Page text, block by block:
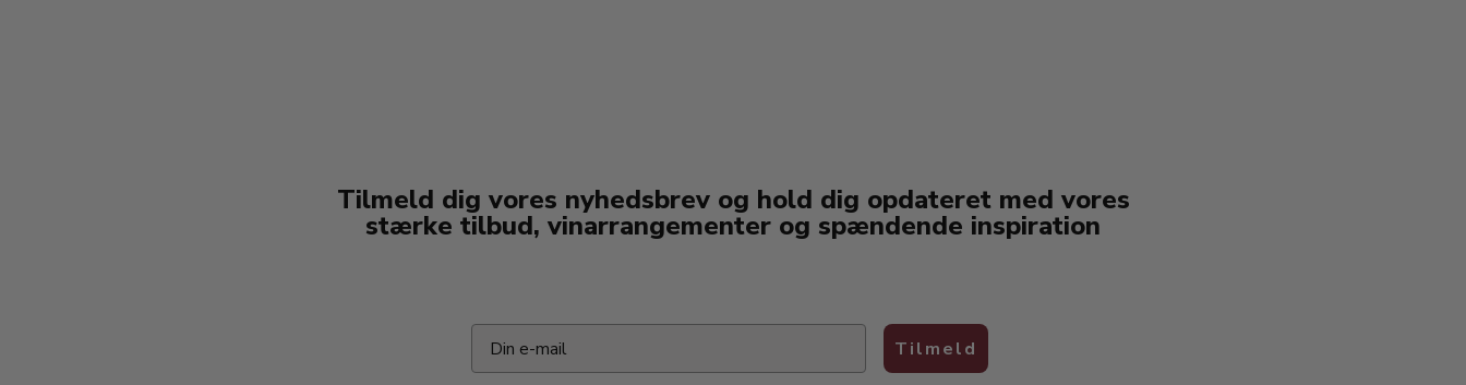
Tilmeld dig vores nyhedsbrev og hold dig opdateret med vores
stærke tilbud, vinarrangementer og spændende inspiration
Tilmeld